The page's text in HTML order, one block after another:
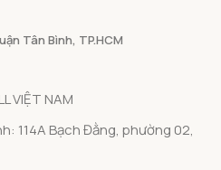
Tân Bình, TP.HCM
VIỆT NAM
114A Bạch Đằng, phường 02,